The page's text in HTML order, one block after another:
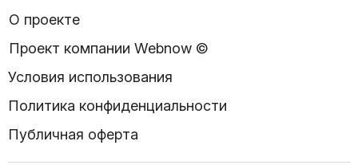
О проекте
Проект компании Webnow ©
Условия использования
Политика конфиденциальности
Публичная оферта